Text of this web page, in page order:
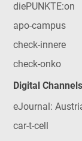
diePUNKTE:on
apo-campus
check-innere
check-onko
Digital Channels
eJournal:
car-t-cell